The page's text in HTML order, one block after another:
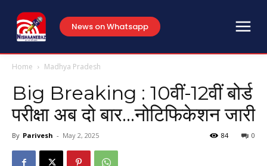
News on Whatsapp
Home Madhya Pradesh
Big Breaking : 10वीं-12वीं बोर्ड
परीक्षा अब दो बार…नोटिफिकेशन जारी
By Parivesh - May 2, 2025 0
84